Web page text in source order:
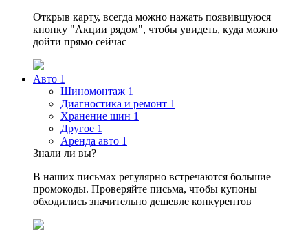
Открыв карту, всегда можно нажать появившуюся
кнопку "Акции рядом", чтобы увидеть, куда можно
дойти прямо сейчас
Авто 1
Шиномонтаж 1
Диагностика и ремонт 1
Хранение шин 1
Другое 1
Аренда авто 1
Знали ли вы?
В наших письмах регулярно встречаются большие
промокоды. Проверяйте письма, чтобы купоны
обходились значительно дешевле конкурентов